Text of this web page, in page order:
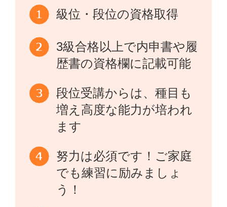
級位・段位の資格取得
3級合格以上で内申書や履
歴書の資格欄に記載可能
段位受講からは、種目も
増え高度な能力が培われ
ます
努力は必須です！ご家庭
でも練習に励みましょ
う！